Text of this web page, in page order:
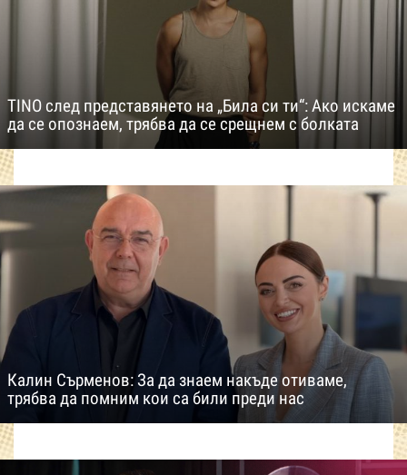
TINO след представянето на „Била си ти“: Ако искаме
да се опознаем, трябва да се срещнем с болката
Калин Сърменов: За да знаем накъде отиваме,
трябва да помним кои са били преди нас